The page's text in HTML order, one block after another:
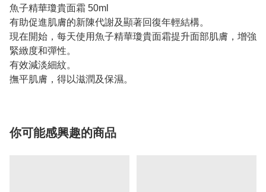
魚子精華瓊貴面霜 50ml
有助促進肌膚的新陳代謝及顯著回復年輕結構。
現在開始，每天使用魚子精華瓊貴面霜提升面部肌膚，增強
緊緻度和彈性。
有效減淡細紋。
撫平肌膚，得以滋潤及保濕。
你可能感興趣的商品